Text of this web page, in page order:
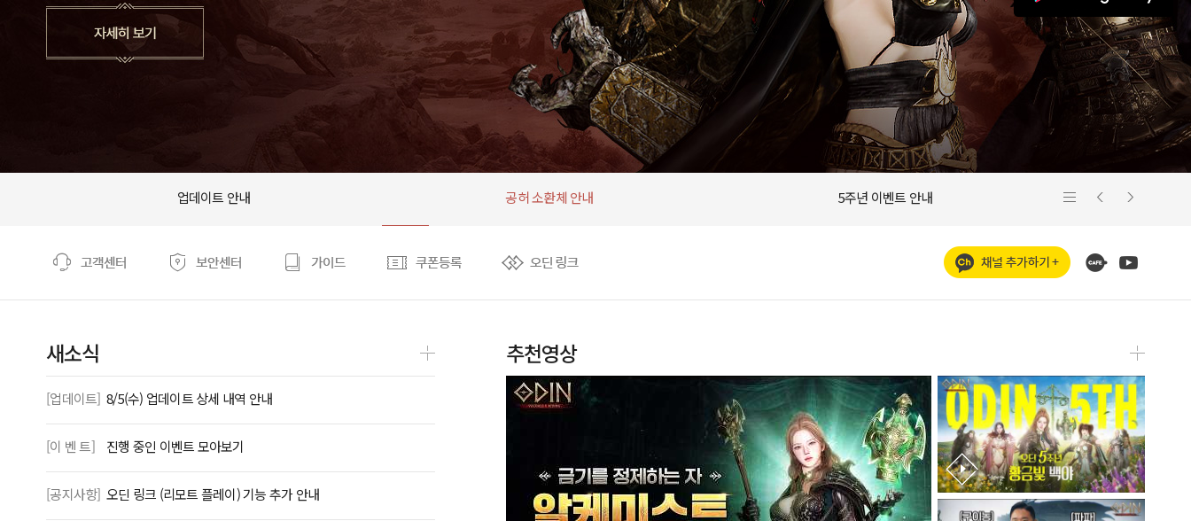
업데이트 안내 공허 소환체 안내 5주년 이벤트 안내
새소식
[업데이트] 8/5(수) 업데이트 상세 내역 안내
[이 벤 트] 진행 중인 이벤트 모아보기
[공지사항] 오딘 링크 (리모트 플레이) 기능 추가 안내
추천영상